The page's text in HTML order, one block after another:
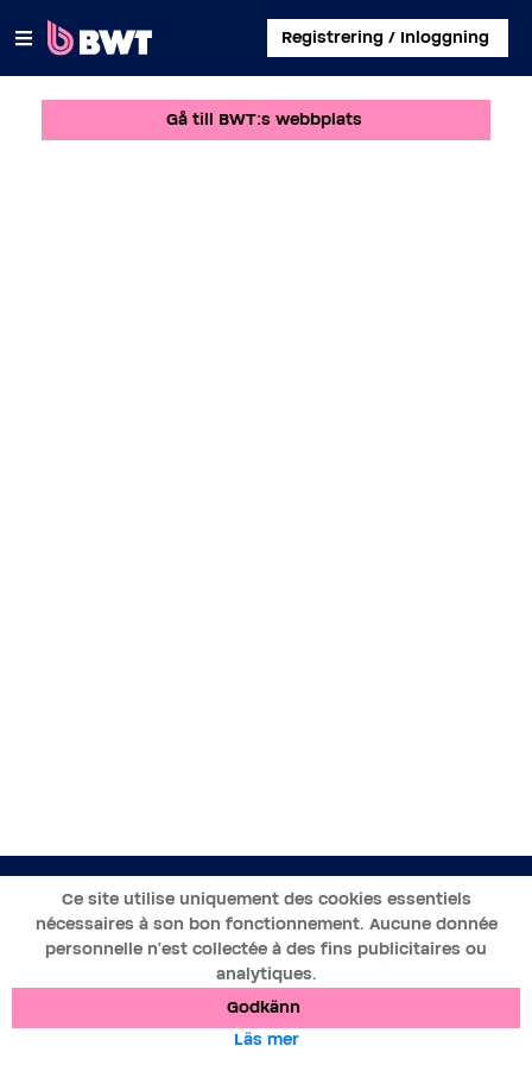
Registrering / Inloggning
×
Gå till BWT:s webbplats
SV
2019-2025 ©BWT by Wess Soft - Tous droits réservés
DataskyddCookiesJuridiska meddelanden
Godkänn
Ce site utilise uniquement des cookies essentiels
nécessaires à son bon fonctionnement. Aucune donnée
personnelle n’est collectée à des fins publicitaires ou
analytiques.
Läs mer